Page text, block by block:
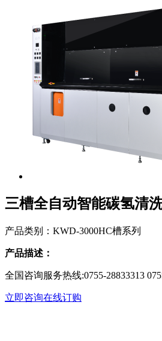
三槽全自动智能碳氢清
产品类别：KWD-3000HC槽系列
产品描述：
全国咨询服务热线:0755-28833313
立即咨询在线订购